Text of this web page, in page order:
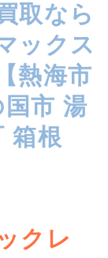
取なら
ックス
熱海市
市 湯
箱根
クレ